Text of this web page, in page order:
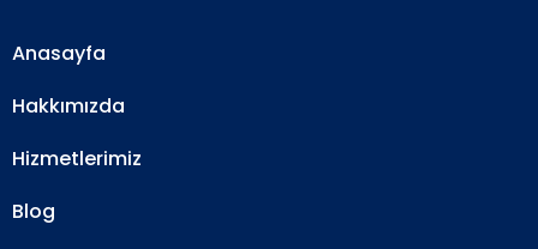
Anasayfa
Hakkımızda
Hizmetlerimiz
Blog